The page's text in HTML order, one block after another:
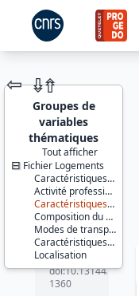
JEU DE
DONNÉES
⇦ ⇮⇮
Groupes de
variables
thématiques
Tout afficher
Fichier Logements
Caractéristiques du logement
Activité professionnelle et formation
Caractéristiques socio-démographiques
Composition du ménage
Modes de transport du ménage
Caractéristiques d'enquête
Localisation
Identifiants :
lil-1360
doi:10.13144/lil-
1360